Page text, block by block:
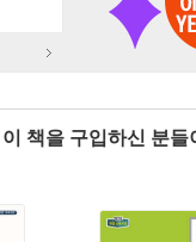
이 책을 구입하신 분